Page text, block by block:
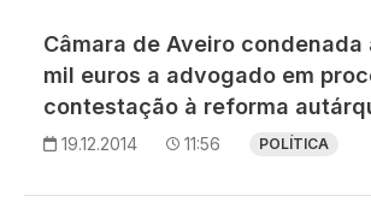
Câmara de Aveiro condenada
mil euros a advogado em
contestação à reforma
19.12.2014 11:56 POLÍTICA